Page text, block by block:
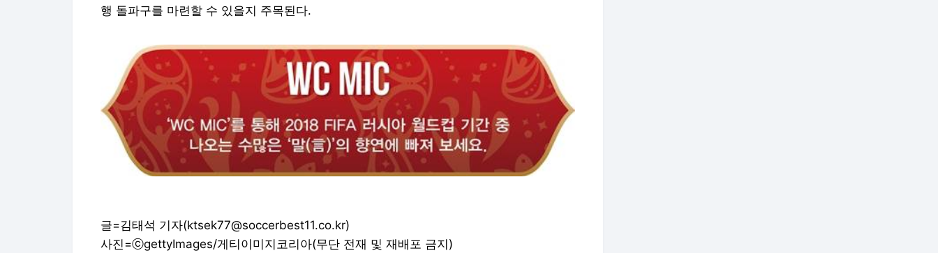
행 돌파구를 마련할 수 있을지 주목된다.
글=김태석 기자(ktsek77@soccerbest11.co.kr)
사진=ⓒgettyImages/게티이미지코리아(무단 전재 및 재배포 금지)